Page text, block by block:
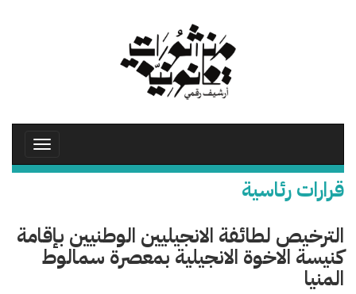
Toggle
قرارات رئاسية
الترخيص لطائفة الانجيليين الوطنيين بإقامة
كنيسة الاخوة الانجيلية بمعصرة سمالوط
المنيا